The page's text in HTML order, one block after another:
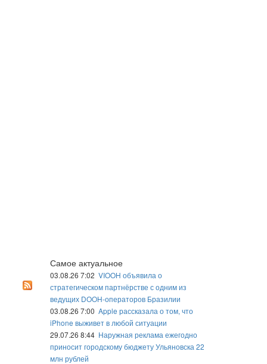
Самое актуальное
03.08.26 7:02 VIOOH объявила о
стратегическом партнёрстве с одним из
ведущих DOOH-операторов Бразилии
03.08.26 7:00 Apple рассказала о том, что
iPhone выживет в любой ситуации
29.07.26 8:44 Наружная реклама ежегодно
приносит городскому бюджету Ульяновска 22
млн рублей